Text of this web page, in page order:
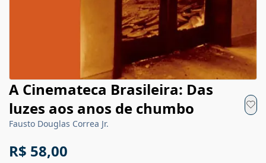
A Cinemateca Brasileira: Das
luzes aos anos de chumbo
Fausto Douglas Correa Jr.
R$ 58,00